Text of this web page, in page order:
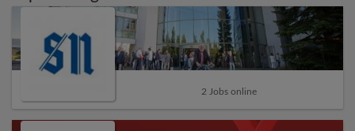
2 Jobs online